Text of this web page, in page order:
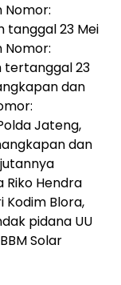
Nomor:
tanggal 23 Mei
Nomor:
tertanggal 23
dan
Jateng,
dan
Hendra
Kodim Blora,
pidana UU
Solar